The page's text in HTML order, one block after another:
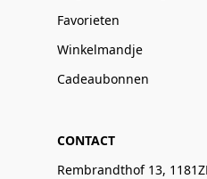
Favorieten
Winkelmandje
Cadeaubonnen
CONTACT
Rembrandthof 13,